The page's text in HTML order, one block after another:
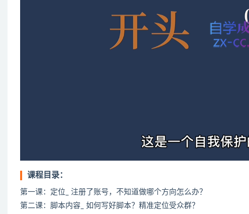
课程目录：
第一课：定位_ 注册了账号，不知道做哪个方向怎么办？
第二课：脚本内容_ 如何写好脚本？精准定位受众群？